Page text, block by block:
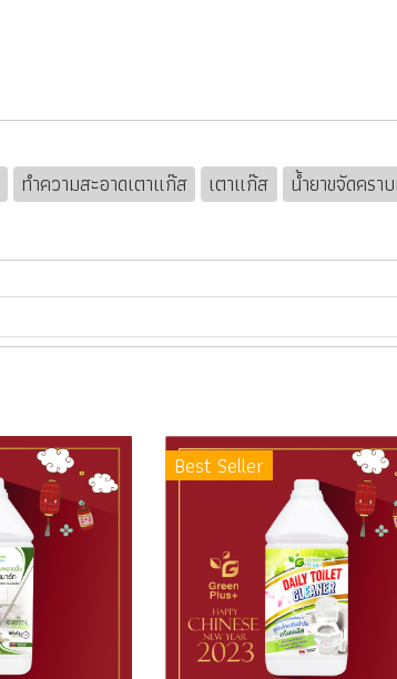
ทำความสะอาดเตาแก๊ส เตาแก๊ส น้ำยาขจัดครา
Best Seller